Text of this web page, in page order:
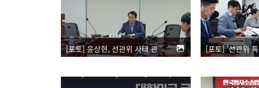
[포토] 윤상현, 선관위 사태 관련 대학생 간담회